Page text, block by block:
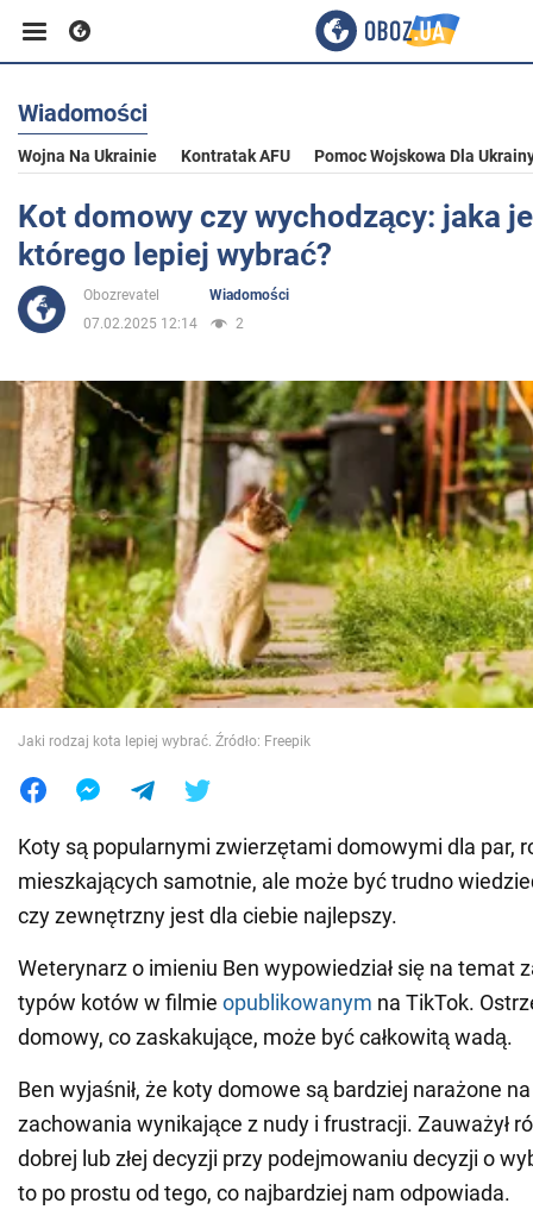
Biznes
Sport
Rozrywka
Polityka
Społeczeństwo
Wojna na Ukrainie
Świat
Jedzenie
Wiadomości
Wojna Na Ukrainie Kontratak AFU Pomoc Wojskowa Dla
Kot domowy czy wychodzący: jaka
którego lepiej wybrać?
Obozrevatel
Wiadomości
07.02.2025 12:14
2
Jaki rodzaj kota lepiej wybrać. Źródło: Freepik
Koty są popularnymi zwierzętami domowymi dla par,
mieszkających samotnie, ale może być trudno
czy zewnętrzny jest dla ciebie najlepszy.
Weterynarz o imieniu Ben wypowiedział się na temat
typów kotów w filmie opublikowanym na TikTok.
domowy, co zaskakujące, może być całkowitą wadą.
Ben wyjaśnił, że koty domowe są bardziej narażone
zachowania wynikające z nudy i frustracji. Zauważył
dobrej lub złej decyzji przy podejmowaniu decyzji o
to po prostu od tego, co najbardziej nam odpowiada.